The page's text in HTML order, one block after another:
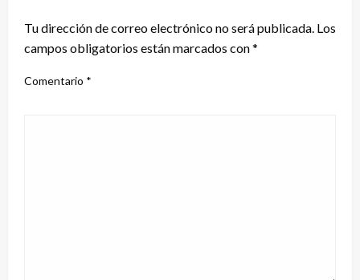
Tu dirección de correo electrónico no será publicada. Los
campos obligatorios están marcados con*
Comentario *